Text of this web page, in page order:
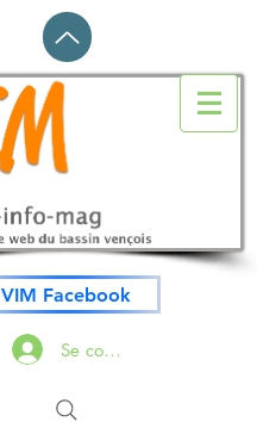
VIM Facebook
Se connecter